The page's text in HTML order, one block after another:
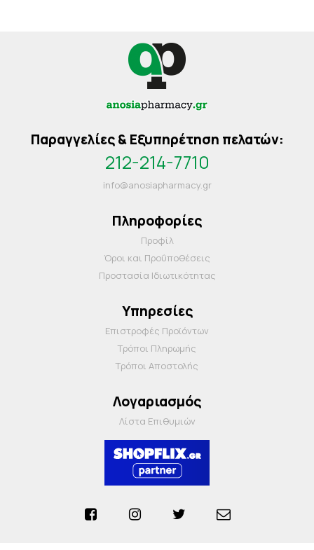
Παραγγελίες & Εξυπηρέτηση πελατών:
212-214-7710
info@anosiapharmacy.gr
Πληροφορίες
Προφίλ
Όροι και Προΰποθέσεις
Προστασία Ιδιωτικότητας
Υπηρεσίες
Επιστροφές Προϊόντων
Τρόποι Πληρωμής
Τρόποι Αποστολής
Λογαριασμός
Λίστα Επιθυμιών